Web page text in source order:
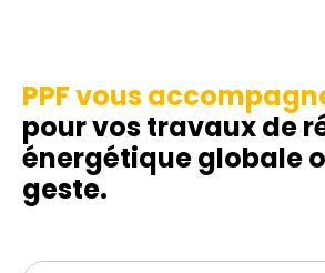
PPF vous
pour vos travaux de
énergétique globale
geste.